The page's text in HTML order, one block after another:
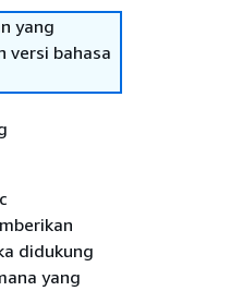
yang
versi bahasa
didukung
yang